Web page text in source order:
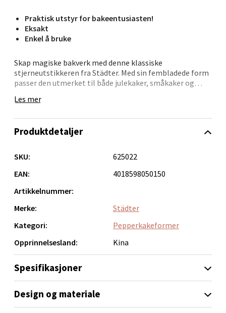
Praktisk utstyr for bakeentusiasten!
Eksakt
Enkel å bruke
Skap magiske bakverk med denne klassiske
stjerneutstikkeren fra Städter. Med sin fembladede form
passer den utmerket til både julekaker, småkaker og
Les mer
Produktdetaljer
SKU:
625022
EAN:
4018598050150
Artikkelnummer:
Merke:
Städter
Kategori:
Pepperkakeformer
Opprinnelsesland:
Kina
Spesifikasjoner
Design og materiale
Stavanger og Sandnes - Thon
Senter Madla
Madlakrossen nr 9, 4042 Stavanger
0 i butikk
Levanger - Magneten
Moafjæra 14, 7606 Levanger
Åpent i dag 10-20
0 i butikk
Velg